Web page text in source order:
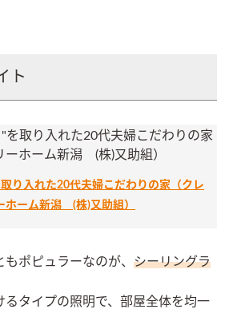
ト
取り入れた20代夫婦こだわりの家（クレ
ホーム新潟 (株)又助組）
ポピュラーなのが、 シーリングラ
るタイプの照明で、部屋全体を均一